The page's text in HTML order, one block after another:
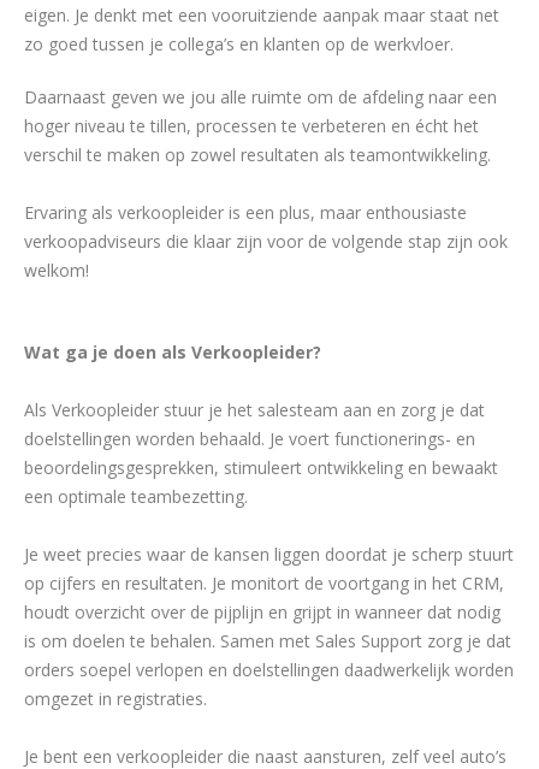
eigen. Je denkt met een vooruitziende aanpak maar staat net
zo goed tussen je collega’s en klanten op de werkvloer.
Daarnaast geven we jou alle ruimte om de afdeling naar een
hoger niveau te tillen, processen te verbeteren en écht het
verschil te maken op zowel resultaten als teamontwikkeling.
Ervaring als verkoopleider is een plus, maar enthousiaste
verkoopadviseurs die klaar zijn voor de volgende stap zijn ook
welkom!
Wat ga je doen als Verkoopleider?
Als Verkoopleider stuur je het salesteam aan en zorg je dat
doelstellingen worden behaald. Je voert functionerings- en
beoordelingsgesprekken, stimuleert ontwikkeling en bewaakt
een optimale teambezetting.
Je weet precies waar de kansen liggen doordat je scherp stuurt
op cijfers en resultaten. Je monitort de voortgang in het CRM,
houdt overzicht over de pijplijn en grijpt in wanneer dat nodig
is om doelen te behalen. Samen met Sales Support zorg je dat
orders soepel verlopen en doelstellingen daadwerkelijk worden
omgezet in registraties.
Je bent een verkoopleider die naast aansturen, zelf veel auto’s